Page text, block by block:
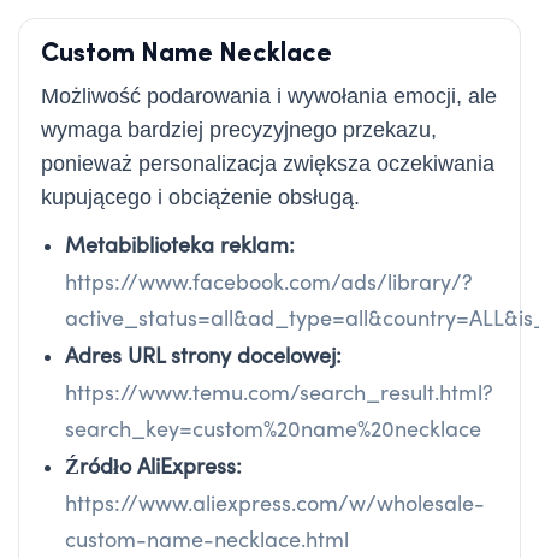
Custom Name Necklace
Możliwość podarowania i wywołania emocji, ale
wymaga bardziej precyzyjnego przekazu,
ponieważ personalizacja zwiększa oczekiwania
kupującego i obciążenie obsługą.
Metabiblioteka reklam:
https://www.facebook.com/ads/library/?
Adres URL strony docelowej:
https://www.temu.com/search_result.html?
search_key=custom%20name%20necklace
Źródło AliExpress:
https://www.aliexpress.com/w/wholesale-
custom-name-necklace.html